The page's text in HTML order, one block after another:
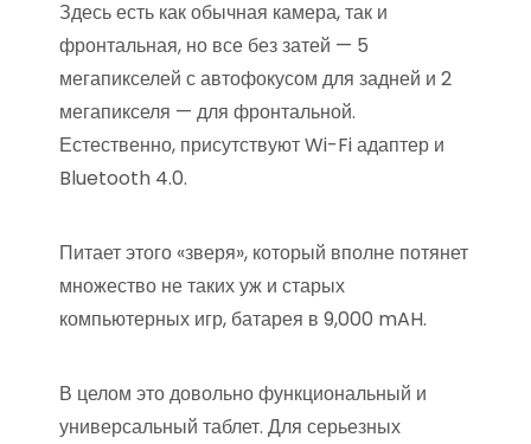
Здесь есть как обычная камера, так и
фронтальная, но все без затей — 5
мегапикселей с автофокусом для задней и 2
мегапикселя — для фронтальной.
Естественно, присутствуют Wi-Fi адаптер и
Bluetooth 4.0.
Питает этого «зверя», который вполне потянет
множество не таких уж и старых
компьютерных игр, батарея в 9,000 mAH.
В целом это довольно функциональный и
универсальный таблет. Для серьезных